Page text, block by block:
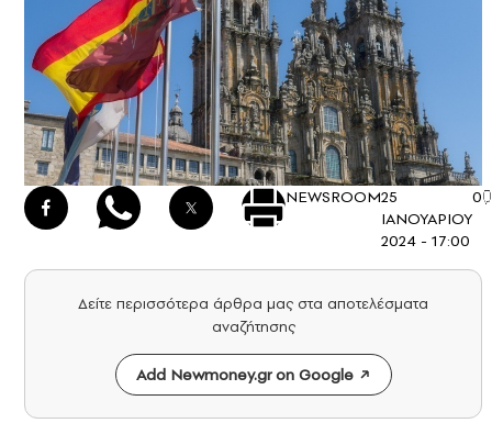
NEWSROOM25
ΙΑΝΟΥΑΡΙΟΥ
2024 - 17:00
0
Δείτε περισσότερα άρθρα μας στα αποτελέσματα
αναζήτησης
Add Newmoney.gr on Google